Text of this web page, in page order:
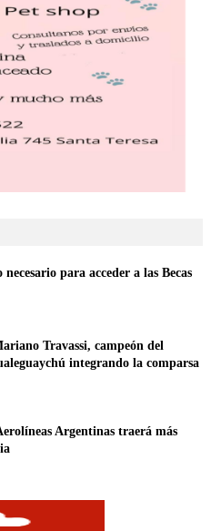
para acceder a las Becas
Travassi, campeón del
integrando la comparsa
Argentinas traerá más